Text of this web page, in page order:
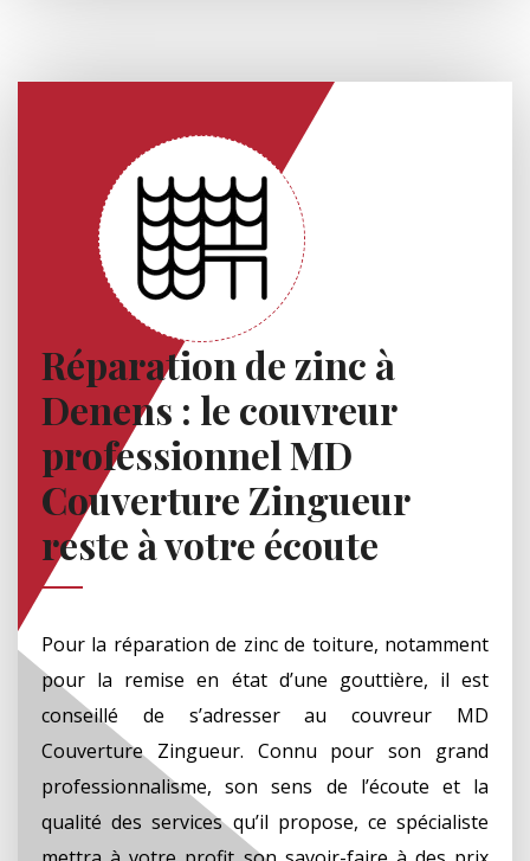
Réparation de zinc à
Denens : le couvreur
professionnel MD
Couverture Zingueur
reste à votre écoute
Pour la réparation de zinc de toiture, notamment
pour la remise en état d’une gouttière, il est
conseillé de s’adresser au couvreur MD
Couverture Zingueur. Connu pour son grand
professionnalisme, son sens de l’écoute et la
qualité des services qu’il propose, ce spécialiste